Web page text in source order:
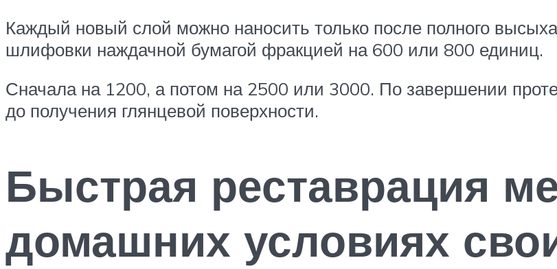
Каждый новый слой можно наносить только после полного
шлифовки наждачной бумагой фракцией на 600 или 800 единиц.
Сначала на 1200, а потом на 2500 или 3000. По завершении
до получения глянцевой поверхности.
Быстрая реставрация
домашних условиях